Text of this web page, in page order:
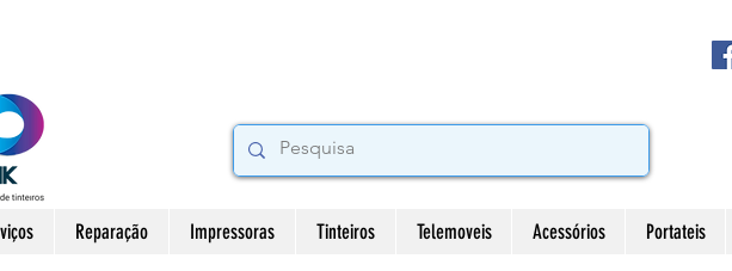
Reparação Impressoras Tinteiros Telemoveis Acessórios Portateis